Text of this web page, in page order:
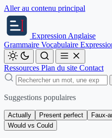
Aller au contenu principal
Expression Anglaise
Grammaire Vocabulaire
Ressources Plan du site Contact
Suggestions populaires
Actually Present perfect Faux-
Would vs Could